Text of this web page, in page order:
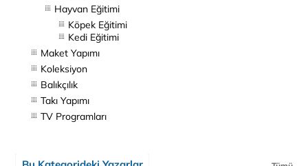
Hayvan Eğitimi
Köpek Eğitimi
Kedi Eğitimi
Maket Yapımı
Koleksiyon
Balıkçılık
Takı Yapımı
TV Programları